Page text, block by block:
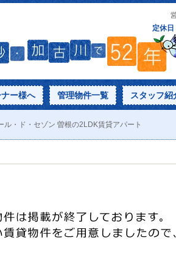
ー様へ 管理物件一覧 スタッフ紹
ル・ド・セゾン 曽根の2LDK賃貸アパート